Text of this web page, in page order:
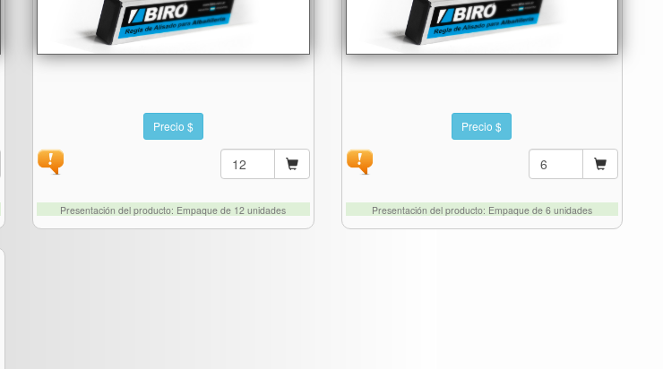
Precio $
Presentación del producto: Empaque de 12 unidades
Precio $
Presentación del producto: Empaque de 6 unidades